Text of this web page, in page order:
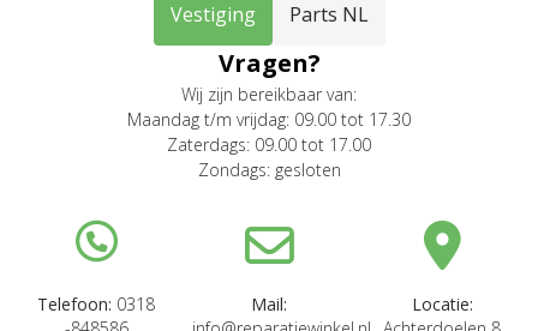
Vestiging Parts NL
Vragen?
Wij zijn bereikbaar van:
Maandag t/m vrijdag: 09.00 tot 17.30
Zaterdags: 09.00 tot 17.00
Zondags: gesloten
Telefoon: 0318
Mail:
Locatie: